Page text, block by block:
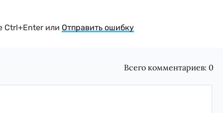
Ctrl+Enter или Отправить ошибку
Всего комментариев: 0